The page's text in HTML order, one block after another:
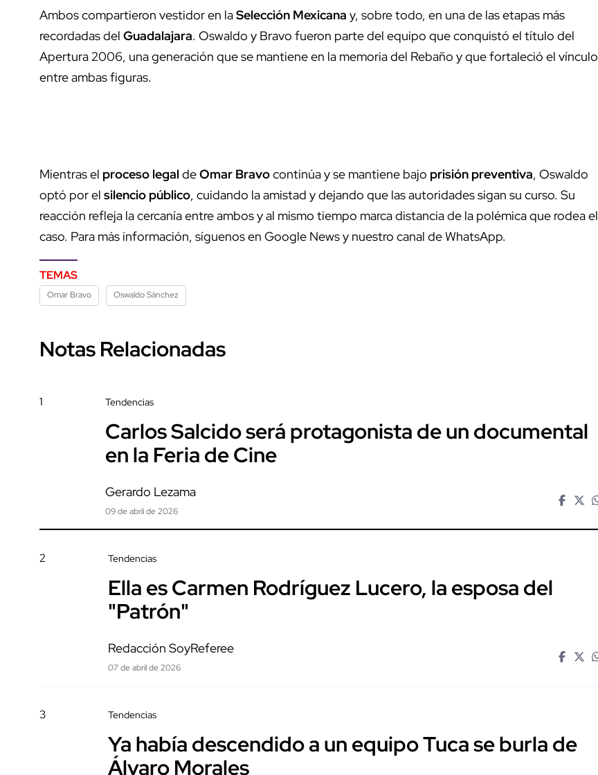
Ambos compartieron vestidor en laSelección Mexicana y, sobre todo, en una de las etapas más
recordadas del Guadalajara. Oswaldo y Bravo fueron parte del equipo que conquistó el título del
Apertura 2006, una generación que se mantiene en la memoria del Rebaño y que fortaleció el vínculo
entre ambas figuras.
Mientras el proceso legaldeOmar Bravocontinúa y se mantiene bajo prisión preventiva, Oswaldo
optó por el silencio público, cuidando la amistad y dejando que las autoridades sigan su curso. Su
reacción refleja la cercanía entre ambos y al mismo tiempo marca distancia de la polémica que rodea el
caso. Para más información, síguenos en Google News y nuestro canal de WhatsApp.
TEMAS
Omar Bravo Oswaldo Sánchez
Notas Relacionadas
1 Tendencias
Carlos Salcido será protagonista de un documental
en la Feria de Cine
Gerardo Lezama
09 de abril de 2026
2 Tendencias
Ella es Carmen Rodríguez Lucero, la esposa del
"Patrón"
Redacción SoyReferee
07 de abril de 2026
3 Tendencias
Ya había descendido a un equipo Tuca se burla de
Álvaro Morales